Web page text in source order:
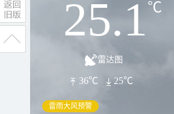
25.1℃
雷达图
36℃ 25℃
雷雨大风预警